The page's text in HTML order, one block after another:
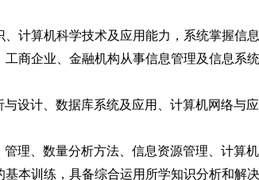
计算机科学技术及应用能力，系统掌握信
商企业、金融机构从事信息管理及信息系
设计、数据库系统及应用、计算机网络与
理、数量分析方法、信息资源管理、计算
本训练，具备综合运用所学知识分析和解决